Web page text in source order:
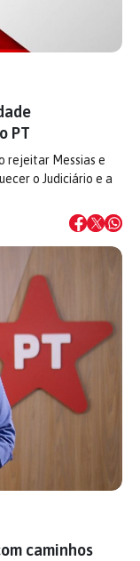
PT
rejeitar Messias e
o Judiciário e a
caminhos